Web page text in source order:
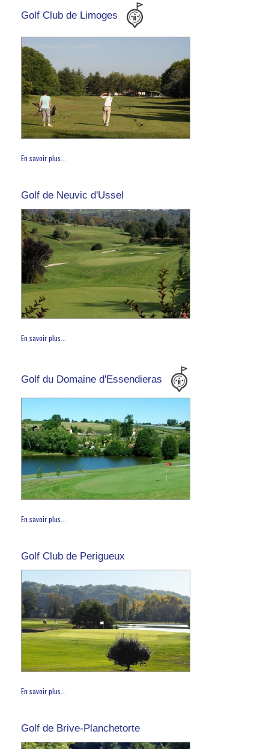
Golf Club de Limoges
En savoir plus...
Golf de Neuvic d'Ussel
En savoir plus...
Golf du Domaine d'Essendieras
En savoir plus...
Golf Club de Perigueux
En savoir plus...
Golf de Brive-Planchetorte